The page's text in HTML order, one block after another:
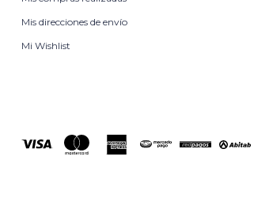
Mis direcciones de envío
Mi Wishlist